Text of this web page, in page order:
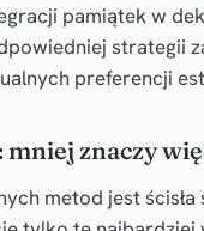
pamiątek w
strategii
preferencji
znaczy
metod jest